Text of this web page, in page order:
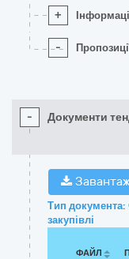
+
-
- Документи
Тип
закупівлі
ФАЙЛ